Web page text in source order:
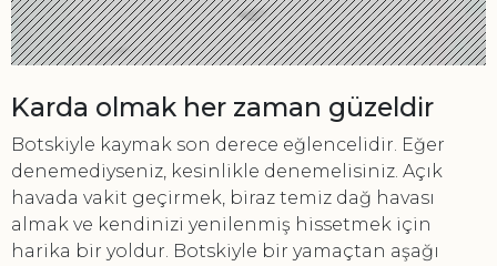
Karda olmak her zaman güzeldir
Botskiyle kaymak son derece eğlencelidir. Eğer
denemediyseniz, kesinlikle denemelisiniz. Açık
havada vakit geçirmek, biraz temiz dağ havası
almak ve kendinizi yenilenmiş hissetmek için
harika bir yoldur. Botskiyle bir yamaçtan aşağı